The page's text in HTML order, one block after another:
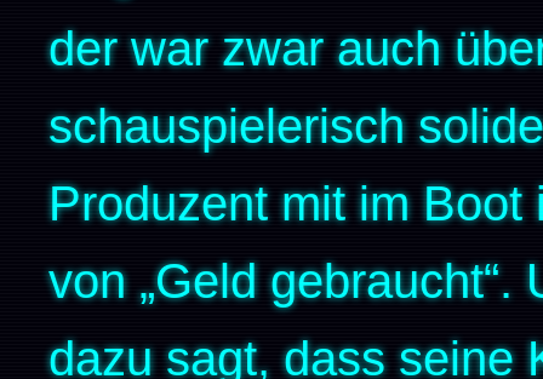
der war zwar auch
schauspielerisch
Produzent mit im
von „Geld
dazu sagt, dass seine